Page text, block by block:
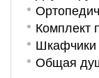
Комплект
Шкафчики
Общая